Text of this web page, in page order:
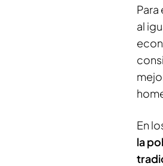
Para
al
En
la